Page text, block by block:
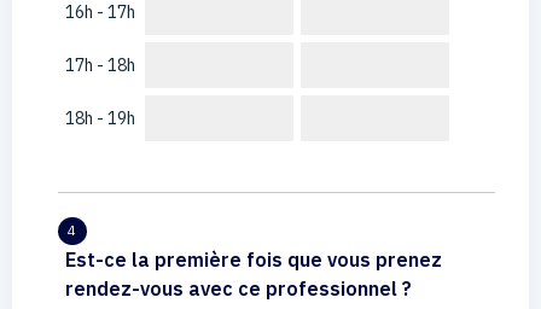
16h - 17h
17h - 18h
18h - 19h
4
Est-ce la première fois que vous prenez
rendez-vous avec ce professionnel ?